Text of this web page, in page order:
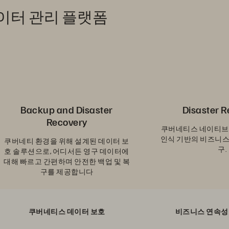
터 관리 플랫폼
Backup and Disaster
Recovery
쿠버네티 환경을 위해 설계된 데이터 보
호 솔루션으로, 어디서든 영구 데이터에
대해 빠르고 간편하며 안전한 백업 및 복
구를 제공합니다
쿠버네티스 데이터 보호
Disaster
쿠버네티스 네이티
인식 기반의 비즈니
구.
비즈니스 연속